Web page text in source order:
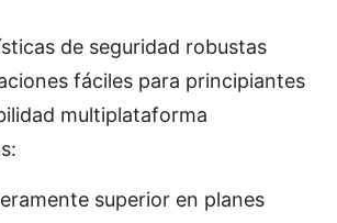
de seguridad robustas
fáciles para principiantes
multiplataforma
superior en planes